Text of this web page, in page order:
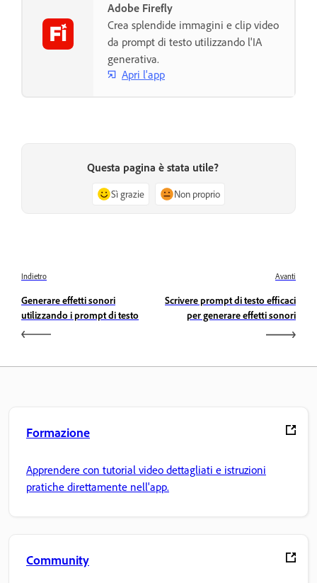
Adobe Firefly
Crea splendide immagini e clip video
da prompt di testo utilizzando l'IA
generativa.
Apri l'app
Questa pagina è stata utile?
Sì grazie Non proprio
Indietro
Generare effetti sonori
utilizzando i prompt di testo
Avanti
Scrivere prompt di testo efficaci
per generare effetti sonori
Formazione
Apprendere con tutorial video dettagliati e istruzioni
pratiche direttamente nell'app.
Community